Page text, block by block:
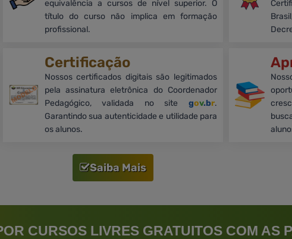
equivalência a cursos de nível superior. O
título do curso não implica em formação
profissional.
Certificação
Nossos certificados digitais são legitimados
pela assinatura eletrônica do Coordenador
Pedagógico, validada no site gov.br.
Garantindo sua autenticidade e utilidade para
os alunos.
Saiba Mais
CURSOS LIVRES GRATUITOS COM AS